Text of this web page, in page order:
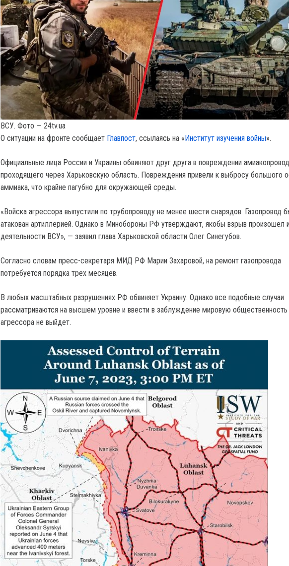
ВСУ. Фото — 24tv.ua
О ситуации на фронте сообщает Главпост, ссылаясь на «Институт изучения войны».
Официальные лица России и Украины обвиняют друг друга в повреждении
проходящего через Харьковскую область. Повреждения привели к выбросу большого
аммиака, что крайне пагубно для окружающей среды.
«Войска агрессора выпустили по трубопроводу не менее шести снарядов. Газопровод
атакован артиллерией. Однако в Минобороны РФ утверждают, якобы взрыв произошел
деятельности ВСУ», — заявил глава Харьковской области Олег Синегубов.
Согласно словам пресс-секретаря МИД РФ Марии Захаровой, на ремонт газопровода
потребуется порядка трех месяцев.
В любых масштабных разрушениях РФ обвиняет Украину. Однако все подобные случаи
рассматриваются на высшем уровне и ввести в заблуждение мировую общественность
агрессора не выйдет.